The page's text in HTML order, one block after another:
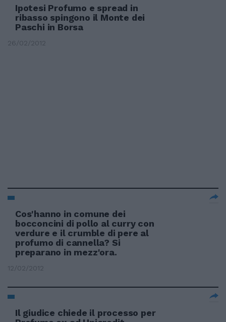
Ipotesi Profumo e spread in
ribasso spingono il Monte dei
Paschi in Borsa
26/02/2012
Cos'hanno in comune dei
bocconcini di pollo al curry con
verdure e il crumble di pere al
profumo di cannella? Si
preparano in mezz'ora.
12/02/2012
Il giudice chiede il processo per